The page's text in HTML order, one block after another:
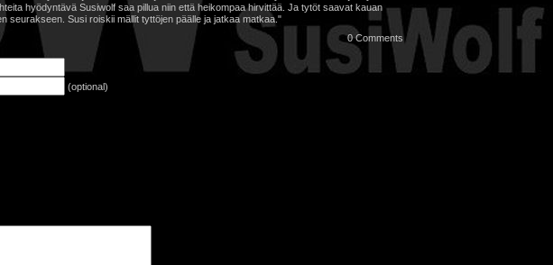
hyödyntävä Susiwolf saa pillua niin että heikompaa hirvittää. Ja tytöt saavat kauan
seurakseen. Susi roiskii mällit tyttöjen päälle ja jatkaa matkaa."
0 Comments
(optional)